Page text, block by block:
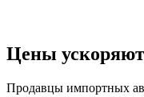
Цены
Продавцы импортных